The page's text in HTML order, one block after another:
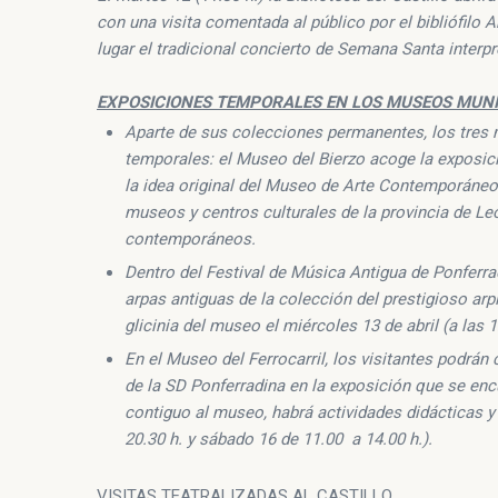
con una visita comentada al público por el bibliófilo
lugar el tradicional concierto de Semana Santa
EXPOSICIONES TEMPORALES EN LOS MUSEOS
Aparte de sus colecciones permanentes, los
temporales: el Museo del Bierzo acoge la
la idea original del Museo de Arte
museos y centros culturales de la provincia de
contemporáneos.
Dentro del Festival de Música Antigua de
arpas antiguas de la colección del prestigioso
glicinia del museo el miércoles 13 de abril (a las
En el Museo del Ferrocarril, los visitantes
de la SD Ponferradina en la exposición que se
contiguo al museo, habrá actividades didácticas
20.30 h. y sábado 16 de 11.00 a 14.00 h.).